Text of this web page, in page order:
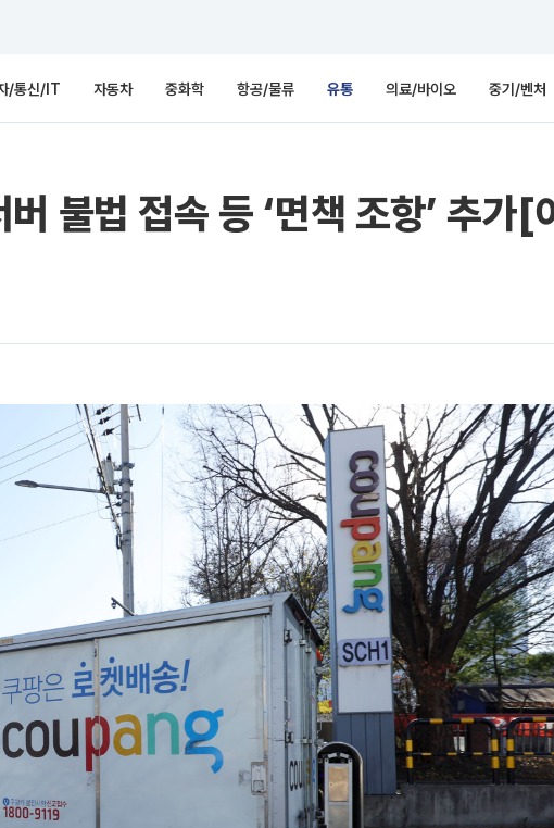
/통신/IT 자동차 중화학 항공/물류 유통 의료/바이오 중기/벤처
불법 접속 등 ‘면책 조항’ 추가